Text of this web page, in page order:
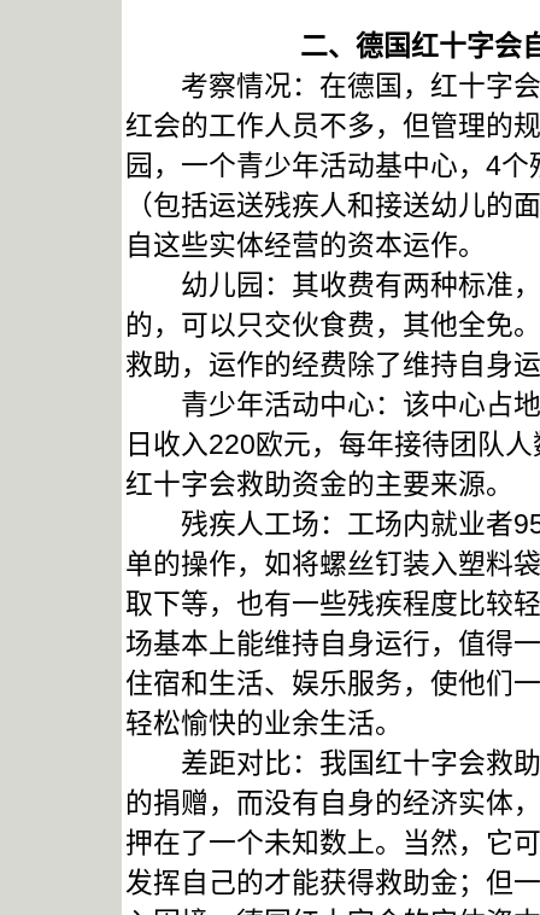
二、德国红十字会
考察情况：在德国，红十字会
红会的工作人员不多，但管理的
园，一个青少年活动基中心，4
（包括运送残疾人和接送幼儿的
自这些实体经营的资本运作。
幼儿园：其收费有两种标准，
的，可以只交伙食费，其他全免
救助，运作的经费除了维持自身
青少年活动中心：该中心占地
日收入220欧元，每年接待团队
红十字会救助资金的主要来源。
残疾人工场：工场内就业者
单的操作，如将螺丝钉装入塑料
取下等，也有一些残疾程度比较
场基本上能维持自身运行，值得
住宿和生活、娱乐服务，使他们
轻松愉快的业余生活。
差距对比：我国红十字会救助
的捐赠，而没有自身的经济实体
押在了一个未知数上。当然，它
发挥自己的才能获得救助金；但